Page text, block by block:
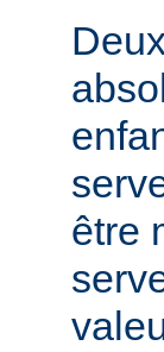
être